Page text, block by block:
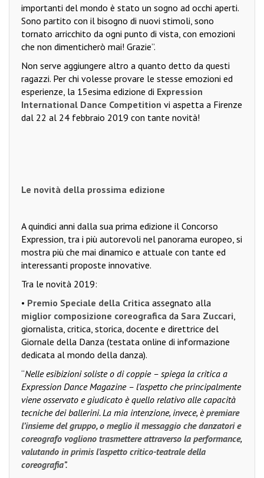
importanti del mondo è stato un sogno ad occhi aperti.
Sono partito con il bisogno di nuovi stimoli, sono
tornato arricchito da ogni punto di vista, con emozioni
che non dimenticherò mai! Grazie”.
Non serve aggiungere altro a quanto detto da questi
ragazzi. Per chi volesse provare le stesse emozioni ed
esperienze, la 15esima edizione di Expression
International Dance Competition vi aspetta a Firenze
dal 22 al 24 febbraio 2019 con tante novità!
Le novità della prossima edizione
A quindici anni dalla sua prima edizione il Concorso
Expression, tra i più autorevoli nel panorama europeo, si
mostra più che mai dinamico e attuale con tante ed
interessanti proposte innovative.
Tra le novità 2019:
• Premio Speciale della Critica assegnato alla
miglior composizione coreografica da Sara Zuccari,
giornalista, critica, storica, docente e direttrice del
Giornale della Danza (testata online di informazione
dedicata al mondo della danza).
“Nelle esibizioni soliste o di coppie – spiega la critica a
Expression Dance Magazine – l’aspetto che principalmente
viene osservato e giudicato è quello relativo alle capacità
tecniche dei ballerini. La mia intenzione, invece, èpremiare
l’insieme del gruppo, o meglio il messaggio che danzatori e
coreografo vogliono trasmettere attraverso la performance,
valutando in primis l’aspetto critico-teatrale della
coreografia”.